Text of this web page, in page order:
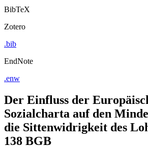
BibTeX
Zotero
.bib
EndNote
.enw
Der Einfluss der
Sozialcharta auf den
die Sittenwidrigkeit des
138 BGB